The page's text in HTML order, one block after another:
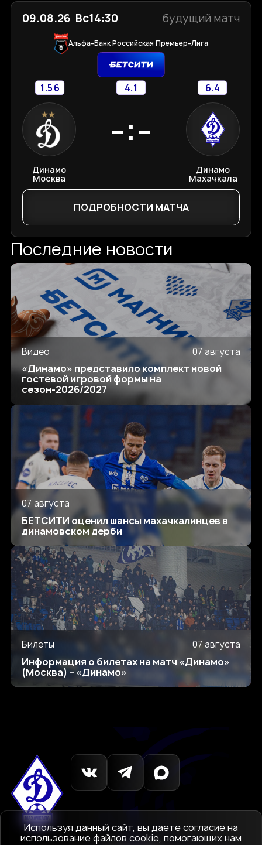
09.08.26 Вс14:30 будущий матч
Альфа-Банк Российская Премьер-Лига
1.56 4.1 6.4
Динамо
Москва
-:-
Динамо
Махачкала
ПОДРОБНОСТИ МАТЧА
Последние новости
Видео 07 августа
«Динамо» представило комплект новой
гостевой игровой формы на
сезон-2026/2027
07 августа
БЕТСИТИ оценил шансы махачкалинцев в
динамовском дерби
Билеты 07 августа
Информация о билетах на матч «Динамо»
(Москва) – «Динамо»
Используя данный сайт, вы даете согласие на
использование файлов cookie, помогающих нам